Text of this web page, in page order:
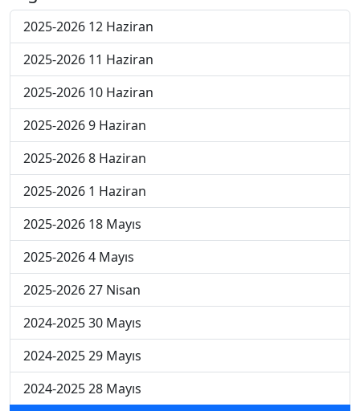
2025-2026 12 Haziran
2025-2026 11 Haziran
2025-2026 10 Haziran
2025-2026 9 Haziran
2025-2026 8 Haziran
2025-2026 1 Haziran
2025-2026 18 Mayıs
2025-2026 4 Mayıs
2025-2026 27 Nisan
2024-2025 30 Mayıs
2024-2025 29 Mayıs
2024-2025 28 Mayıs